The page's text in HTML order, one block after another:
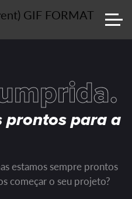
prontos para a
estamos sempre prontos
começar o seu projeto?